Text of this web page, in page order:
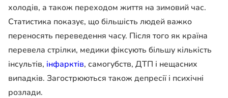
холодів, а також переходом життя на зимовий час.
Статистика показує, що більшість людей важко
переносять переведення часу. Після того як країна
перевела стрілки, медики фіксують більшу кількість
інсультів, інфарктів, самогубств, ДТП і нещасних
випадків. Загострюються також депресії і психічні
розлади.